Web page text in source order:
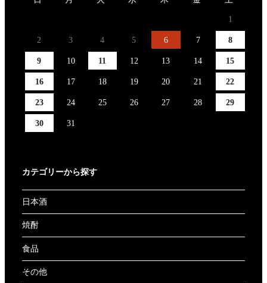
1
2 3 4 5 6 7 8
9 10 11 12 13 14 15
16 17 18 19 20 21 22
23 24 25 26 27 28 29
30 31
カテゴリーから探す
日本酒
焼酎
食品
その他